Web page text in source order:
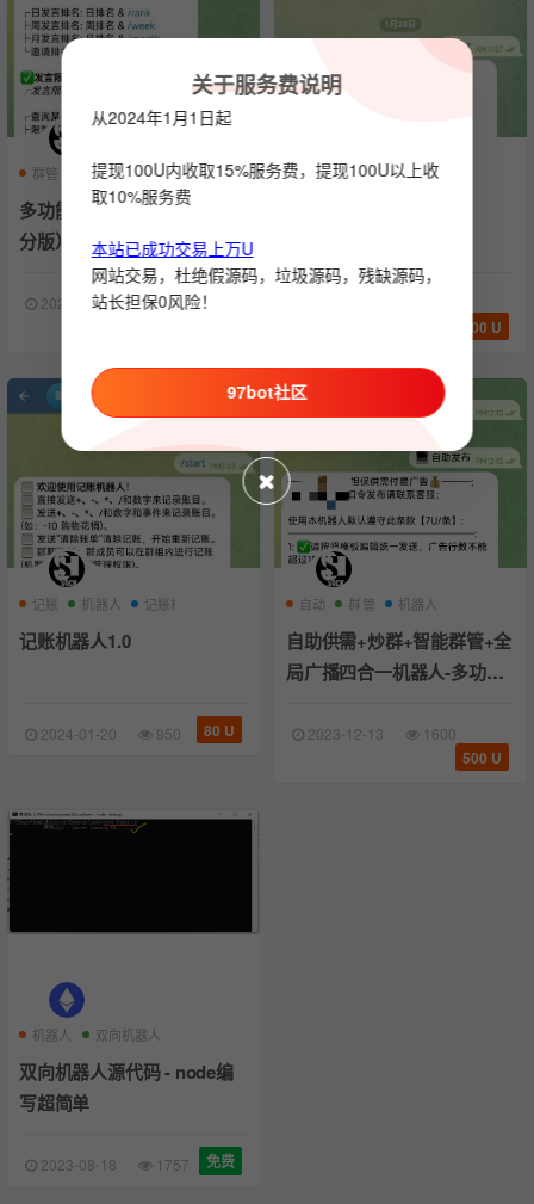
群管 机器人 抽奖
多功能群管机器人（抽奖/积
分版）
2024-04-25 1009
炒群 机器人 炒群机器人
400 U
记账 机器人 记账机器人
记账机器人1.0
2024-01-20 950 80 U
自动 群管 机器人
自助供需+炒群+智能群管+全
局广播四合一机器人-多功能
2023-12-13 1600
500 U
机器人 双向机器人
双向机器人源代码 - node编
写超简单
2023-08-18 1757 免费
关于服务费说明
从2024年1月1日起
提现100U内收取15%服务费，提现100U以上收
取10%服务费
本站已成功交易上万U
网站交易，杜绝假源码，垃圾源码，残缺源码，
站长担保0风险！
97bot社区